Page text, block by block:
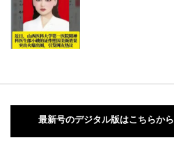
最新号のデジタル版はこちらから